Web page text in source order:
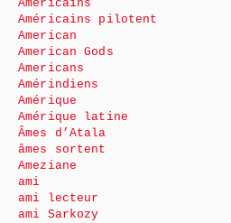
Américains
Américains pilotent
American
American Gods
Americans
Amérindiens
Amérique
Amérique latine
Âmes d’Atala
âmes sortent
Ameziane
ami
ami lecteur
ami Sarkozy